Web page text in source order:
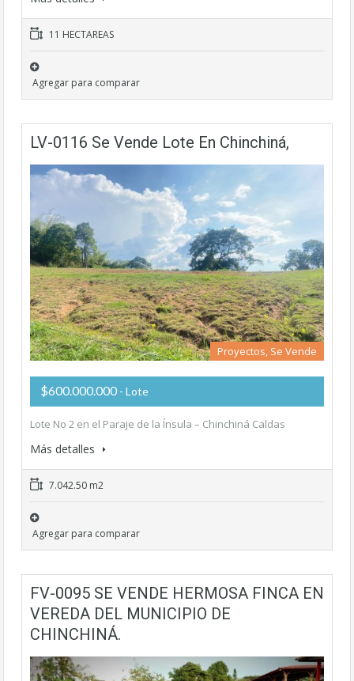
11 HECTAREAS
Agregar para comparar
LV-0116 Se Vende Lote En Chinchiná,
Proyectos, Se Vende
$600.000.000 - Lote
Lote No 2 en el Paraje de la Ínsula – Chinchiná Caldas
Más detalles
7.042.50 m2
Agregar para comparar
FV-0095 SE VENDE HERMOSA FINCA EN
VEREDA DEL MUNICIPIO DE
CHINCHINÁ.